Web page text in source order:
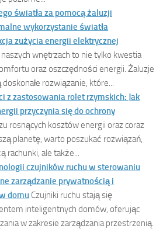
światła za pomocą żaluzji
wykorzystanie światła
zużycia energii elektrycznej
wnętrzach to nie tylko kwestia
oraz oszczędności energii. Żaluzje
rozwiązanie, które...
z zastosowania rolet rzymskich: Jak
przyczynia się do ochrony
rosnących kosztów energii oraz coraz
planetę, warto poszukać rozwiązań,
rachunki, ale także...
czujników ruchu w sterowaniu
zarządzanie prywatnością i
domu Czujniki ruchu stają się
inteligentnych domów, oferując
w zakresie zarządzania przestrzenią.